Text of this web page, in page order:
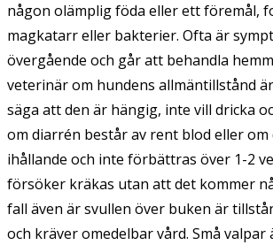
någon olämplig föda eller ett föremål,
magkatarr eller bakterier. Ofta är
övergående och går att behandla
veterinär om hundens allmäntillstånd
säga att den är hängig, inte vill dricka
om diarrén består av rent blod eller
ihållande och inte förbättras över 1-2
försöker kräkas utan att det kommer
fall även är svullen över buken är
och kräver omedelbar vård. Små valpar